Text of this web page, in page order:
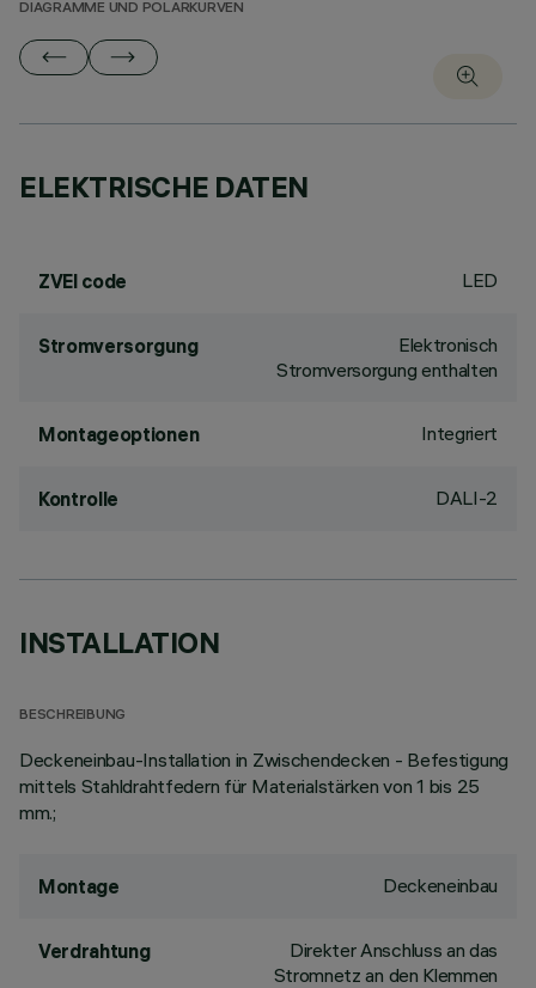
DIAGRAMME UND POLARKURVEN
ELEKTRISCHE DATEN
ZVEI code LED
Stromversorgung
Elektronisch
Stromversorgung enthalten
Montageoptionen Integriert
Kontrolle DALI-2
INSTALLATION
BESCHREIBUNG
Deckeneinbau-Installation in Zwischendecken - Befestigung
mittels Stahldrahtfedern für Materialstärken von 1 bis 25
mm.;
Montage Deckeneinbau
Verdrahtung
Direkter Anschluss an das
Stromnetz an den Klemmen